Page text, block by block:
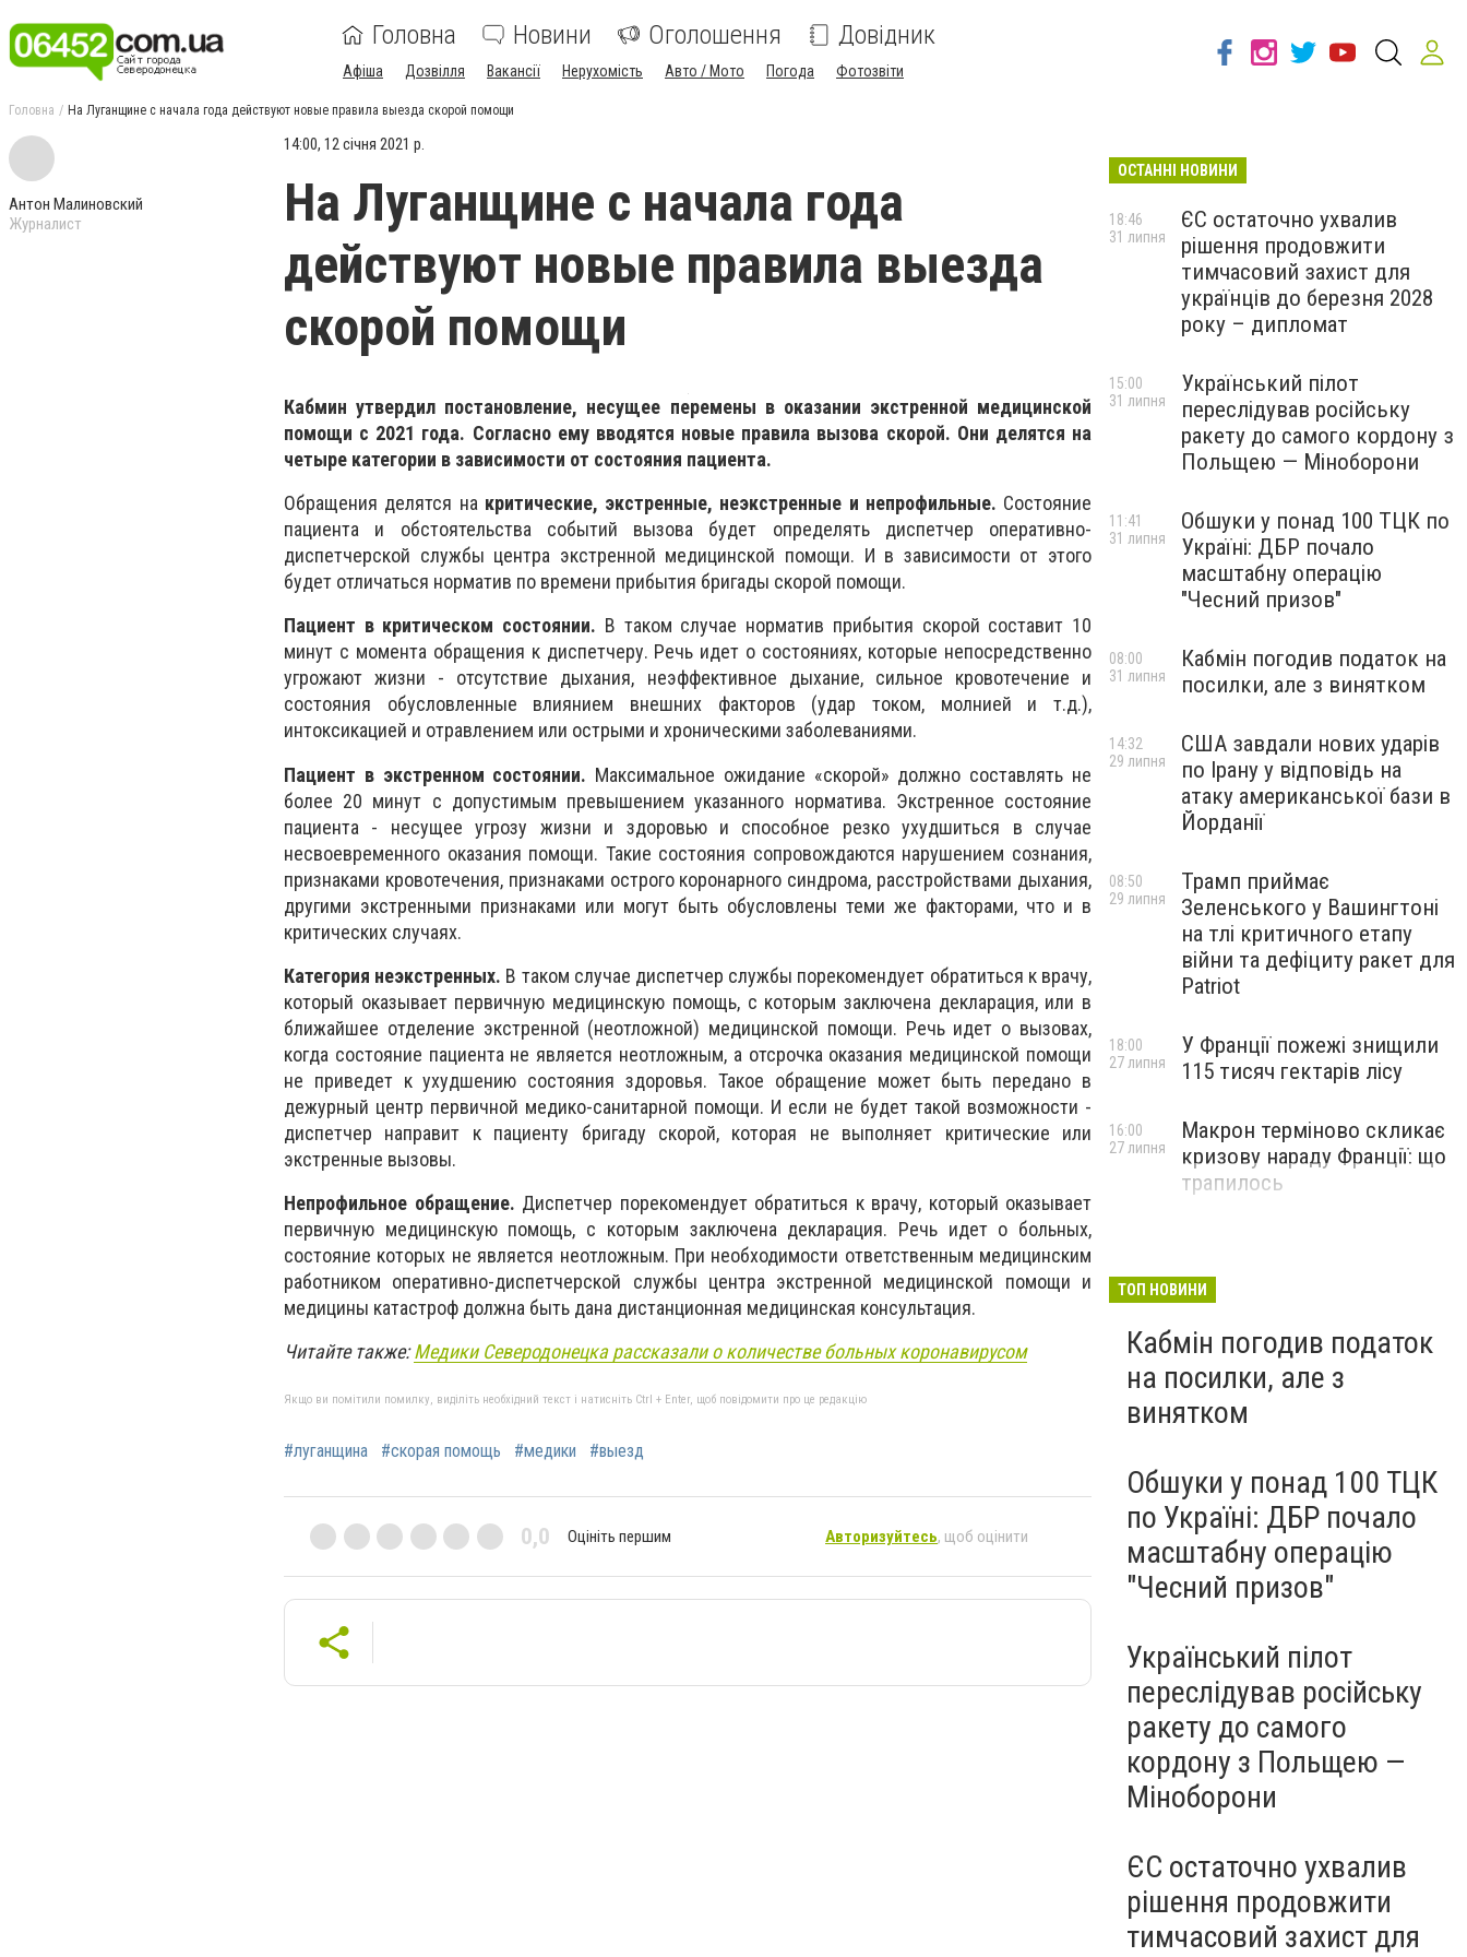
Головна Новини Оголошення Довідник
Афіша Дозвілля Вакансії Нерухомість Авто / Мото Погода Фотозвіти
Головна На Луганщине с начала года действуют новые правила выезда скорой помощи
Антон Малиновский
Журналист
14:00, 12 січня 2021 р.
На Луганщине с начала года
действуют новые правила выезда
скорой помощи
Кабмин утвердил постановление, несущее перемены в оказании экстренной медицинской
помощи с 2021 года. Согласно ему вводятся новые правила вызова скорой. Они делятся на
четыре категории в зависимости от состояния пациента.
Обращения делятся на критические, экстренные, неэкстренные и непрофильные. Состояние
пациента и обстоятельства событий вызова будет определять диспетчер оперативно-
диспетчерской службы центра экстренной медицинской помощи. И в зависимости от этого
будет отличаться норматив по времени прибытия бригады скорой помощи.
Пациент в критическом состоянии. В таком случае норматив прибытия скорой составит 10
минут с момента обращения к диспетчеру. Речь идет о состояниях, которые непосредственно
угрожают жизни - отсутствие дыхания, неэффективное дыхание, сильное кровотечение и
состояния обусловленные влиянием внешних факторов (удар током, молнией и т.д.),
интоксикацией и отравлением или острыми и хроническими заболеваниями.
Пациент в экстренном состоянии. Максимальное ожидание «скорой» должно составлять не
более 20 минут с допустимым превышением указанного норматива. Экстренное состояние
пациента - несущее угрозу жизни и здоровью и способное резко ухудшиться в случае
несвоевременного оказания помощи. Такие состояния сопровождаются нарушением сознания,
признаками кровотечения, признаками острого коронарного синдрома, расстройствами дыхания,
другими экстренными признаками или могут быть обусловлены теми же факторами, что и в
критических случаях.
Категория неэкстренных. В таком случае диспетчер службы порекомендует обратиться к врачу,
который оказывает первичную медицинскую помощь, с которым заключена декларация, или в
ближайшее отделение экстренной (неотложной) медицинской помощи. Речь идет о вызовах,
когда состояние пациента не является неотложным, а отсрочка оказания медицинской помощи
не приведет к ухудшению состояния здоровья. Такое обращение может быть передано в
дежурный центр первичной медико-санитарной помощи. И если не будет такой возможности -
диспетчер направит к пациенту бригаду скорой, которая не выполняет критические или
экстренные вызовы.
Непрофильное обращение. Диспетчер порекомендует обратиться к врачу, который оказывает
первичную медицинскую помощь, с которым заключена декларация. Речь идет о больных,
состояние которых не является неотложным. При необходимости ответственным медицинским
работником оперативно-диспетчерской службы центра экстренной медицинской помощи и
медицины катастроф должна быть дана дистанционная медицинская консультация.
Читайте также:Медики Северодонецка рассказали о количестве больных коронавирусом
Якщо ви помітили помилку, виділіть необхідний текст і натисніть Ctrl + Enter, щоб повідомити про це редакцію
#луганщина #скорая помощь #медики #выезд
0,0 Оцініть першим Авторизуйтесь, щоб оцінити
ОСТАННІ НОВИНИ
ЄС остаточно ухвалив
рішення продовжити
тимчасовий захист для
українців до березня 2028
року – дипломат
18:46
31 липня
Український пілот
переслідував російську
ракету до самого кордону з
Польщею — Міноборони
15:00
31 липня
Обшуки у понад 100 ТЦК по
Україні: ДБР почало
масштабну операцію
"Чесний призов"
11:41
31 липня
Кабмін погодив податок на
посилки, але з винятком
08:00
31 липня
США завдали нових ударів
по Ірану у відповідь на
атаку американської бази в
Йорданії
14:32
29 липня
Трамп приймає
Зеленського у Вашингтоні
на тлі критичного етапу
війни та дефіциту ракет для
Patriot
08:50
29 липня
У Франції пожежі знищили
115 тисяч гектарів лісу
18:00
27 липня
Макрон терміново скликає
кризову нараду Франції: що
трапилось
16:00
27 липня
ТОП НОВИНИ
Кабмін погодив податок
на посилки, але з
винятком
Обшуки у понад 100 ТЦК
по Україні: ДБР почало
масштабну операцію
"Чесний призов"
Український пілот
переслідував російську
ракету до самого
кордону з Польщею —
Міноборони
ЄС остаточно ухвалив
рішення продовжити
тимчасовий захист для